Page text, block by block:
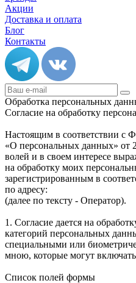
Акции
Доставка и оплата
Блог
Контакты
Обработка персональных
Согласие на обработку
Настоящим в соответствии с
«О персональных данных» от
волей и в своем интересе
на обработку моих
зарегистрированным в
по адресу:
(далее по тексту - Оператор).
1. Согласие дается на
категорий персональных
специальными или
мною, которые могут
Список полей формы